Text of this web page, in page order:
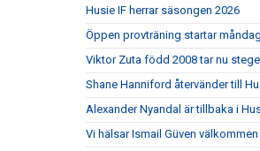
Husie IF herrar säsongen 2026
Öppen provträning startar
Viktor Zuta född 2008 tar nu
Shane Hanniford återvänder till
Alexander Nyandal är tillbaka i
Vi hälsar Ismail Güven